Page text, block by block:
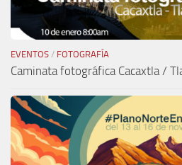
EVENTOS / FOTOGRAFÍA
Caminata fotográfica Cacaxtla /